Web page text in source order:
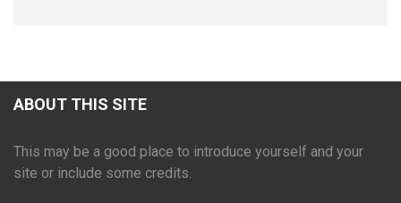
ABOUT THIS SITE
This may be a good place to introduce yourself and your
site or include some credits.